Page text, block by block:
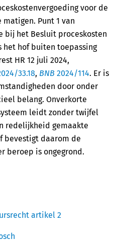
voor de
Punt 1 van
bij het Besluit proceskosten
het hof buiten toepassing
HR 12 juli 2024,
33.18, BNB 2024/114. Er is
door onder
belang. Onverkorte
leidt zonder twijfel
redelijkheid gemaakte
bevestigt daarom de
beroep is ongegrond.
artikel 2